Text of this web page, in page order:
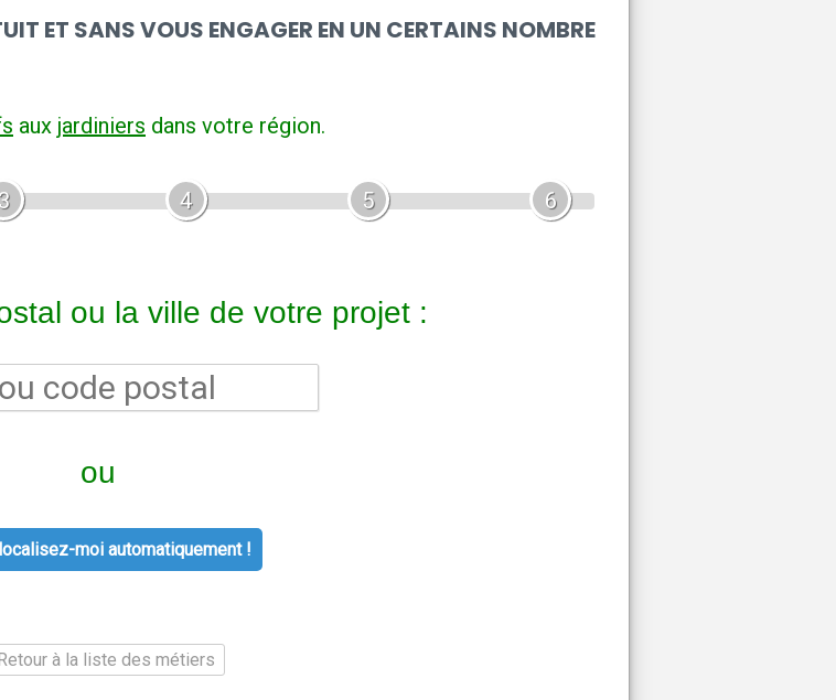
ET SANS VOUS ENGAGER EN UN CERTAINS NOMBRE
aux jardiniers dans votre région.
3 4 5 6
ou la ville de votre projet :
ou
moi automatiquement !
à la liste des métiers